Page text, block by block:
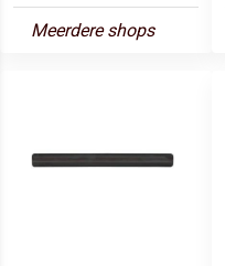
Meerdere shops